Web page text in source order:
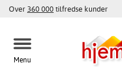
Over 360 000tilfredse kunder
Menu